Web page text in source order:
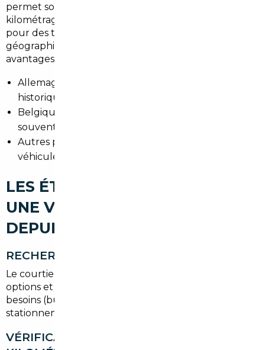
permet souvent d'obtenir des tarifs inférieurs et des
kilométrages cohérents. La Belgique est pratique
pour des transactions plus proches
géographiquement. Chaque pays présente des
avantages :
Allemagne : large offre, modèles premium,
historique bien documenté.
Belgique : coûts logistiques réduits, procédures
souvent plus rapides.
Autres pays d'Europe : opportunités sur les
véhicules récents ou spécifiques.
LES ÉTAPES POUR IMPORTER
UNE VOITURE D'OCCASION
DEPUIS MEUDON
RECHERCHE DU VÉHICULE
Le courtier identifie les annonces fiables, compare les
options et propose une sélection adaptée à vos
besoins (budget, usage en Île-de-France,
stationnement à Meudon).
VÉRIFICATION HISTORIQUE ET